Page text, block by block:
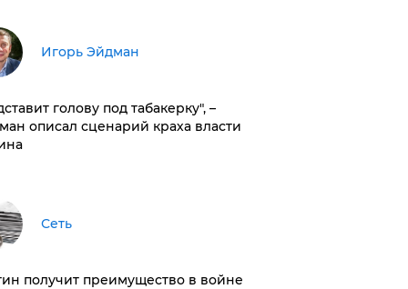
Игорь Эйдман
голову под табакерку", –
описал сценарий краха власти
Сеть
получит преимущество в войне